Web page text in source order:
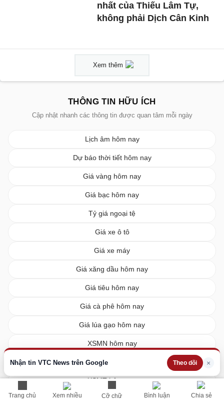
Trang chủ Xem nhiều Cỡ chữ Bình luận Chia sẻ
Nhận tin VTC News trên Google Theo dõi ×
nhất của Thiếu Lâm Tự,
không phải Dịch Cân Kinh
Xem thêm
THÔNG TIN HỮU ÍCH
Cập nhật nhanh các thông tin được quan tâm mỗi ngày
Lịch âm hôm nay
Dự báo thời tiết hôm nay
Giá vàng hôm nay
Giá bạc hôm nay
Tỷ giá ngoại tệ
Giá xe ô tô
Giá xe máy
Giá xăng dầu hôm nay
Giá tiêu hôm nay
Giá cà phê hôm nay
Giá lúa gạo hôm nay
XSMN hôm nay
XSMB hôm nay
XSMT hôm nay
Vietlott hôm nay